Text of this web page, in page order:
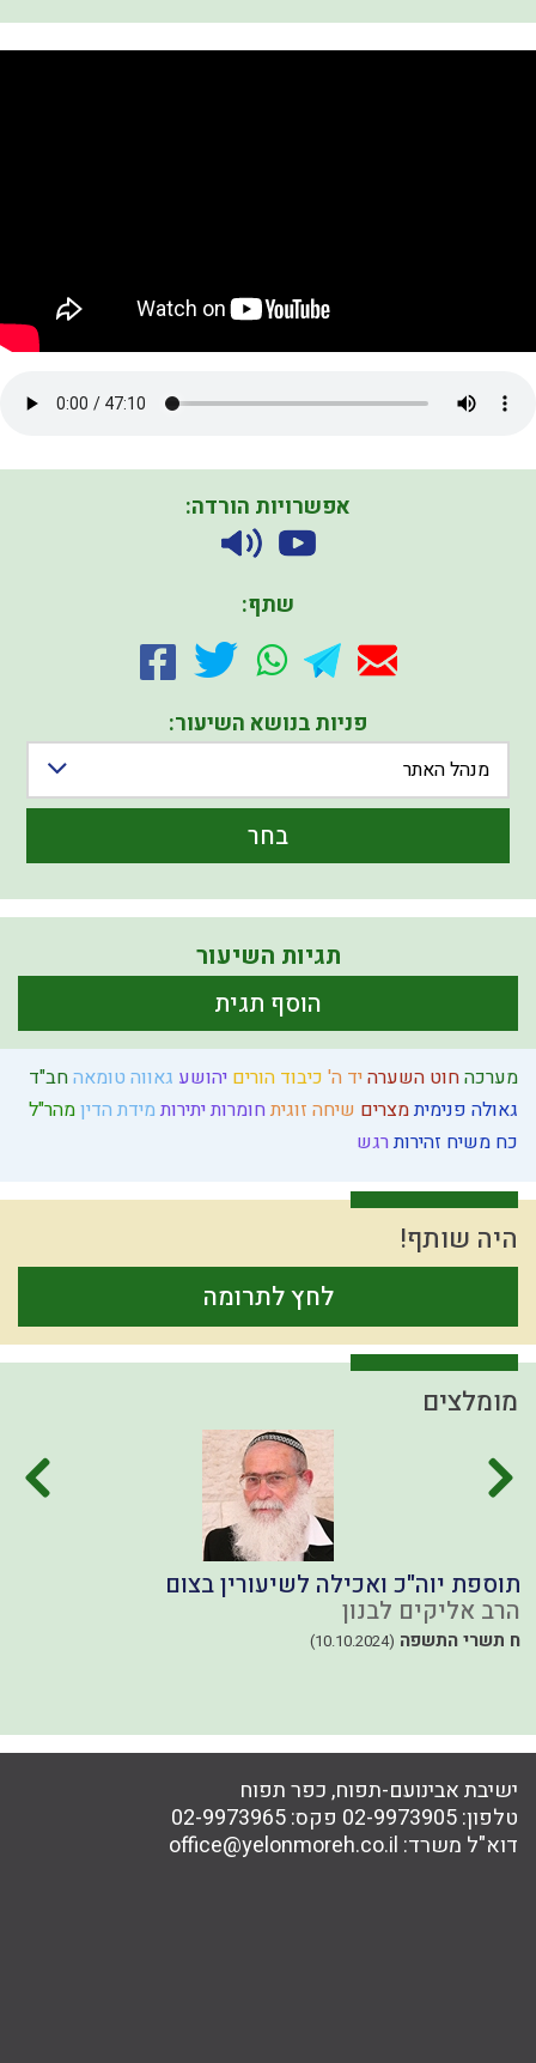
מערכהחוט השערהיד ה' כיבוד הורים יהושע גאווה טומאהחב"ד
גאולה פנימיתמצרים שיחה זוגית חומרות יתירות מידת הדיןמהר"ל
כח משיח זהירותרגש
היה שותף!
לחץ לתרומה
אפשרויות הורדה:
שתף:
פניות בנושא השיעור:
מנהל האתר
בחר
תגיות השיעור
הוסף תגית
מומלצים
תוספת יוה"כ ואכילה לשיעורין בצום
הרב אליקים לבנון
ח תשרי התשפה (10.10.2024)
ישיבת אבינועם-תפוח, כפר תפוח
טלפון:02-9973905 פקס:02-9973965
דוא"ל משרד: office@yelonmoreh.co.il